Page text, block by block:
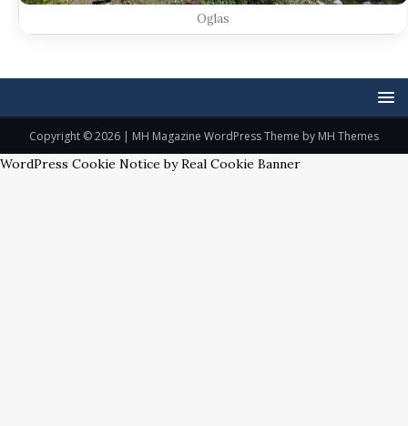
Oglas
Copyright © 2026 | MH Magazine WordPress Theme by MH Themes
WordPress Cookie Notice by Real Cookie Banner